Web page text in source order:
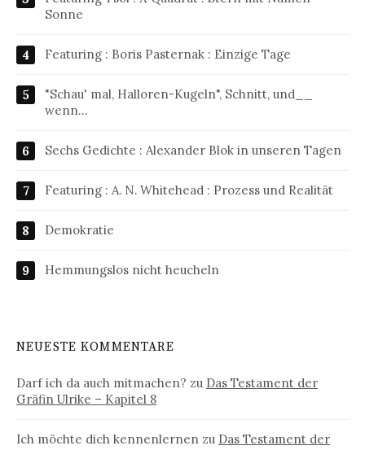
Sonne
Featuring : Boris Pasternak : Einzige Tage
"Schau' mal, Halloren-Kugeln", Schnitt, und__
wenn…
Sechs Gedichte : Alexander Blok in unseren Tagen
Featuring : A. N. Whitehead : Prozess und Realität
Demokratie
Hemmungslos nicht heucheln
NEUESTE KOMMENTARE
Darf ich da auch mitmachen? zu Das Testament der
Gräfin Ulrike – Kapitel 8
Ich möchte dich kennenlernen zu Das Testament der